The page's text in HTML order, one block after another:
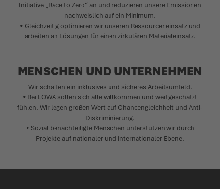
Initiative „Race to Zero“ an und reduzieren unsere Emissionen
nachweislich auf ein Minimum.
• Gleichzeitig optimieren wir unseren Ressourceneinsatz und
arbeiten an Lösungen für einen zirkulären Materialeinsatz.
MENSCHEN UND UNTERNEHMEN
Wir schaffen ein inklusives und sicheres Arbeitsumfeld.
• Bei LOWA sollen sich alle willkommen und wertgeschätzt
fühlen. Wir legen großen Wert auf Chancengleichheit und Anti-
Diskriminierung.
• Sozial benachteiligte Menschen unterstützen wir durch
Projekte auf nationaler und internationaler Ebene.